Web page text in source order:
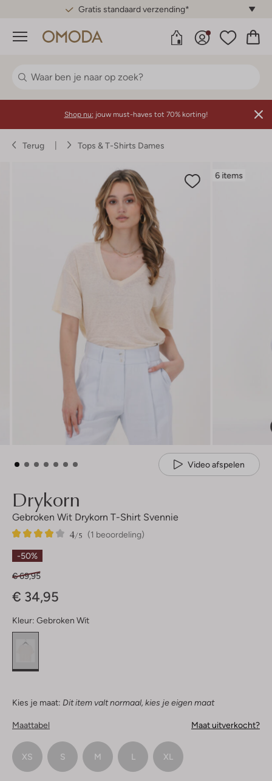
Gratis standaard verzending*
Menu
Shop nu: jouw must-haves tot 70% korting!
Terug Tops & T-Shirts Dames
6 items
Video afspelen
Drykorn
Gebroken Wit Drykorn T-Shirt Svennie
(1 beoordeling)
4/5
1
4
Sterren
-50%
€ 69,95
€ 34,95
Kleur: Gebroken Wit
Kies je maat: Dit item valt normaal, kies je eigen maat
Maattabel Maat uitverkocht?
XS S M L XL